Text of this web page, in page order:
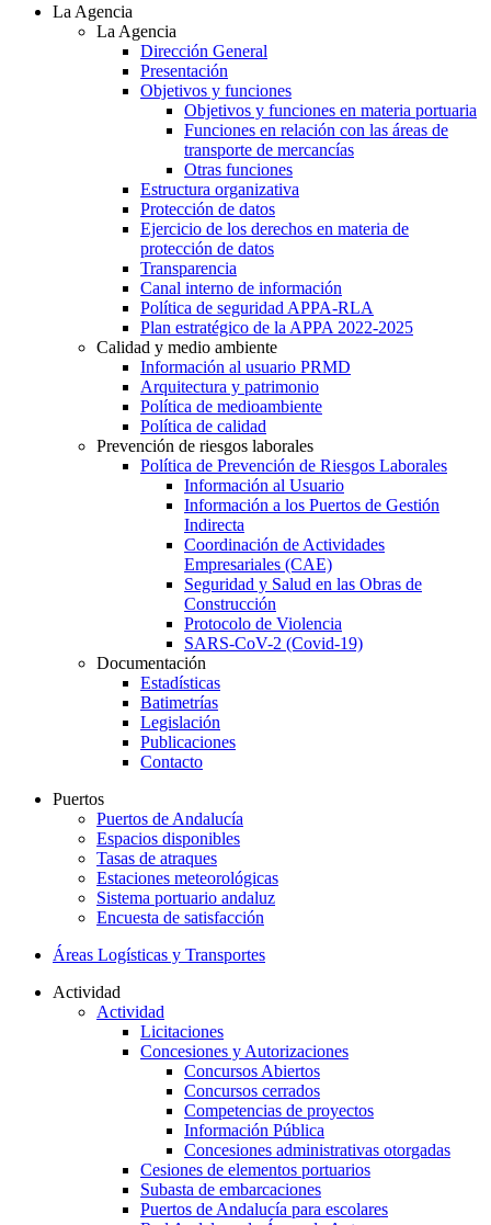
La Agencia
La Agencia
Dirección General
Presentación
Objetivos y funciones
Objetivos y funciones en materia portuaria
Funciones en relación con las áreas de
transporte de mercancías
Otras funciones
Estructura organizativa
Protección de datos
Ejercicio de los derechos en materia de
protección de datos
Transparencia
Canal interno de información
Política de seguridad APPA-RLA
Plan estratégico de la APPA 2022-2025
Calidad y medio ambiente
Información al usuario PRMD
Arquitectura y patrimonio
Política de medioambiente
Política de calidad
Prevención de riesgos laborales
Política de Prevención de Riesgos Laborales
Información al Usuario
Información a los Puertos de Gestión
Indirecta
Coordinación de Actividades
Empresariales (CAE)
Seguridad y Salud en las Obras de
Construcción
Protocolo de Violencia
SARS-CoV-2 (Covid-19)
Documentación
Estadísticas
Batimetrías
Legislación
Publicaciones
Contacto
Puertos
Puertos de Andalucía
Espacios disponibles
Tasas de atraques
Estaciones meteorológicas
Sistema portuario andaluz
Encuesta de satisfacción
Áreas Logísticas y Transportes
Actividad
Actividad
Licitaciones
Concesiones y Autorizaciones
Concursos Abiertos
Concursos cerrados
Competencias de proyectos
Información Pública
Concesiones administrativas otorgadas
Cesiones de elementos portuarios
Subasta de embarcaciones
Puertos de Andalucía para escolares